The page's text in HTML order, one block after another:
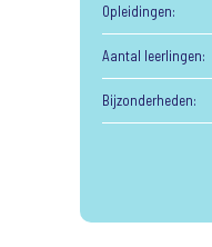
Opleidingen:
Aantal leerlingen:
Bijzonderheden: